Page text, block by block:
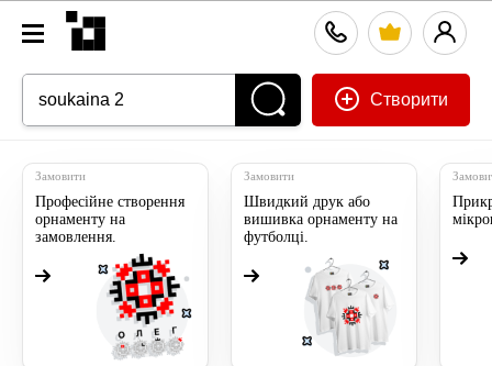
Створити
Замовити
Професійне створення
орнаменту на
замовлення.
Замовити
Швидкий друк або
вишивка орнаменту на
футболці.